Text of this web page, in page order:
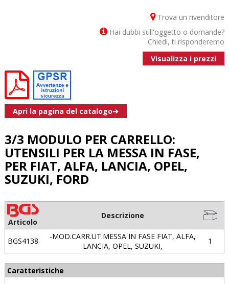
Trova un rivenditore
Hai dubbi sull'oggetto o domande?
Chiedi, ti risponderemo
Visualizza i prezzi
Apri la pagina del catalogo➔
3/3 MODULO PER CARRELLO:
UTENSILI PER LA MESSA IN FASE,
PER FIAT, ALFA, LANCIA, OPEL,
SUZUKI, FORD
Articolo
Descrizione
BGS4138
-MOD.CARR.UT.MESSA IN FASE FIAT, ALFA,
LANCIA, OPEL, SUZUKI,
1
Caratteristiche